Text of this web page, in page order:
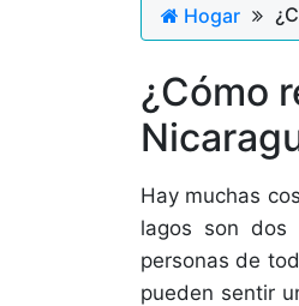
Hogar
¿Cómo
Hay muchas
lagos son
personas de
pueden sentir